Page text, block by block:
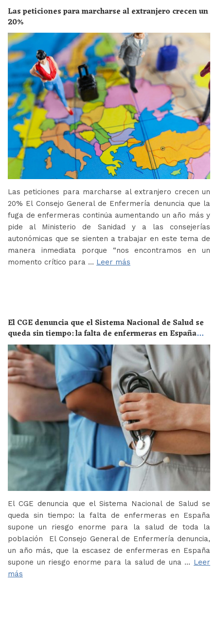
Las peticiones para marcharse al extranjero crecen un
20%
Las peticiones para marcharse al extranjero crecen un
20% El Consejo General de Enfermería denuncia que la
fuga de enfermeras continúa aumentando un año más y
pide al Ministerio de Sanidad y a las consejerías
autonómicas que se sienten a trabajar en este tema de
manera inmediata porque “nos encontramos en un
momento crítico para … Leer más
El CGE denuncia que el Sistema Nacional de Salud se
queda sin tiempo: la falta de enfermeras en España
supone un riesgo enorme para la salud de toda la
población
El CGE denuncia que el Sistema Nacional de Salud se
queda sin tiempo: la falta de enfermeras en España
supone un riesgo enorme para la salud de toda la
población El Consejo General de Enfermería denuncia,
un año más, que la escasez de enfermeras en España
supone un riesgo enorme para la salud de una … Leer
más